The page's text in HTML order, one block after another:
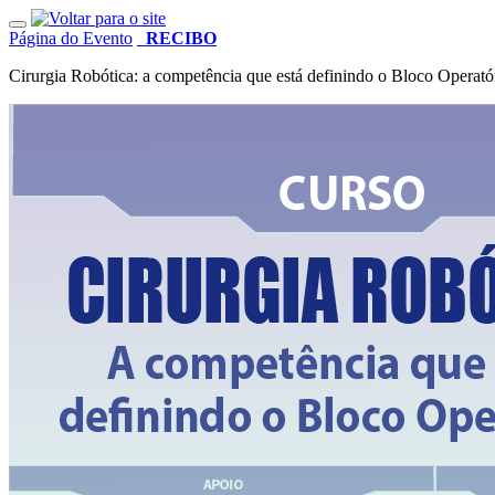
Toggle navigation
Página do Evento
RECIBO
Cirurgia Robótica: a competência que está definindo o Bloco